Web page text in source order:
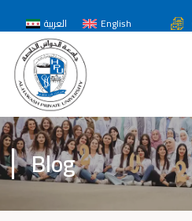
العربية English
Blog